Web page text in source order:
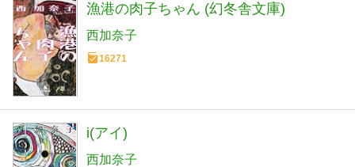
漁港の肉子ちゃん (幻冬舎文庫)
西加奈子
16271
i(アイ)
西加奈子